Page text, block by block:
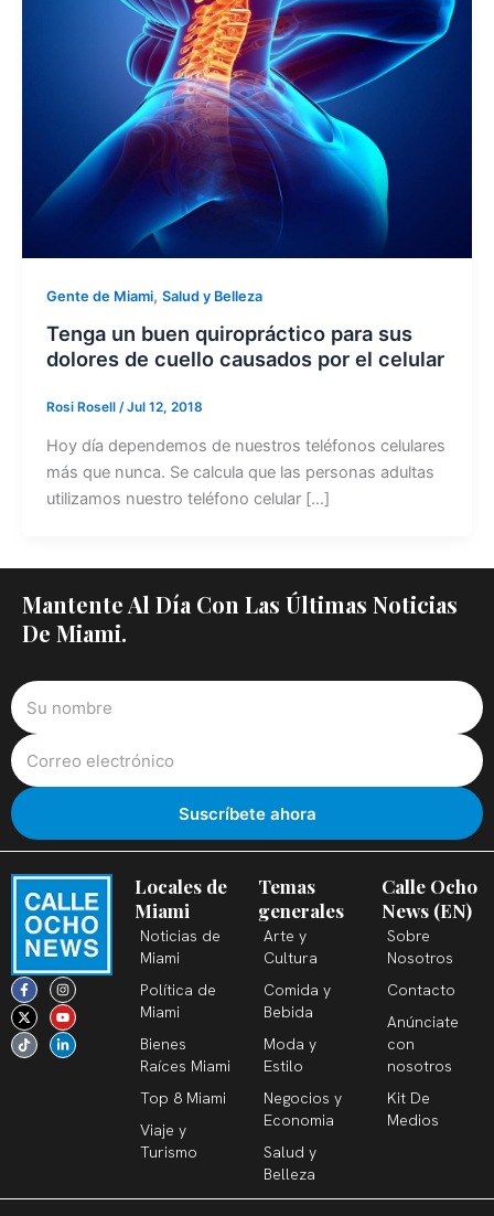
Gente de Miami, Salud y Belleza
Tenga un buen quiropráctico para sus
dolores de cuello causados por el celular
Rosi Rosell /Jul 12, 2018
Hoy día dependemos de nuestros teléfonos celulares
más que nunca. Se calcula que las personas adultas
utilizamos nuestro teléfono celular […]
Mantente Al Día Con Las Últimas Noticias
De Miami.
F
a
c
e
b
o
o
I
n
s
t
a
g
r
X
-
t
w
i
t
t
Y
o
u
t
u
b
e
T
i
k
t
o
k
L
i
n
k
e
d
i
Locales de
Miami
Noticias de
Miami
Política de
Miami
Bienes
Raíces Miami
Top 8 Miami
Viaje y
Turismo
Temas
generales
Arte y
Cultura
Comida y
Bebida
Moda y
Estilo
Negocios y
Economia
Salud y
Belleza
Calle Ocho
News (EN)
Sobre
Nosotros
Contacto
Anúnciate
con
nosotros
Kit De
Medios